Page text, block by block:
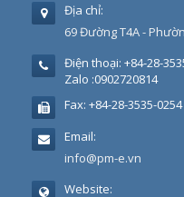
Địa chỉ:
69 Đường T4A -
Điện thoại: +84-28-
Zalo :0902720814
Fax: +84-28-3535-0254
Email:
info@pm-e.vn
Website: